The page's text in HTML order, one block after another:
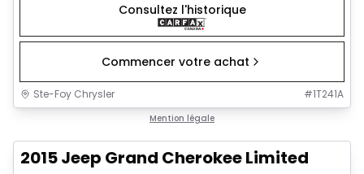
Consultez l'historique
Commencer votre achat
Ste-Foy Chrysler #1T241A
Mention légale
2015 Jeep Grand Cherokee Limited